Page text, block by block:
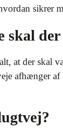
sikrer
skal
at der skal
afhænger af